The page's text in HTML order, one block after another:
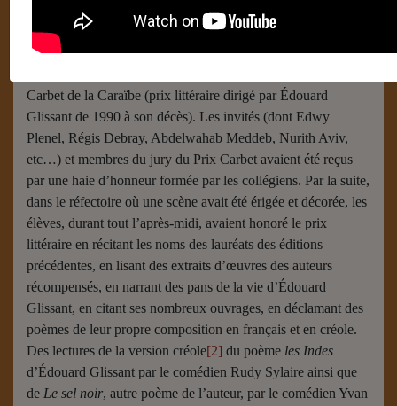
« Édouard Glissant » en l’honneur du poète le 12 Avril 2003.
Le 10 Décembre 2009, une journée avait été organisée afin
que les élèves de ce collège rendent un vibrant hommage[1]à
Carbet de la Caraïbe (prix littéraire dirigé par Édouard
Glissant de 1990 à son décès). Les invités (dont Edwy
Plenel, Régis Debray, Abdelwahab Meddeb, Nurith Aviv,
etc…) et membres du jury du Prix Carbet avaient été reçus
par une haie d’honneur formée par les collégiens. Par la suite,
dans le réfectoire où une scène avait été érigée et décorée, les
élèves, durant tout l’après-midi, avaient honoré le prix
littéraire en récitant les noms des lauréats des éditions
précédentes, en lisant des extraits d’œuvres des auteurs
récompensés, en narrant des pans de la vie d’Édouard
Glissant, en citant ses nombreux ouvrages, en déclamant des
poèmes de leur propre composition en français et en créole.
Des lectures de la version créole[2] du poème les Indes
d’Édouard Glissant par le comédien Rudy Sylaire ainsi que
de Le sel noir, autre poème de l’auteur, par le comédien Yvan